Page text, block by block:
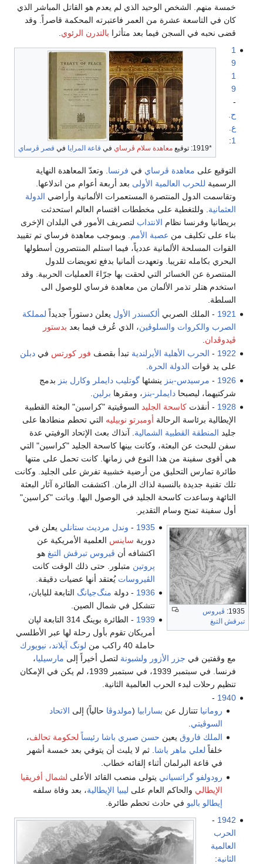
خمسة منهم. الشخص الوحيد الذي لم يعدم هو القاتل المباشر الذي
كان في التاسعة عشرة من العمر فاعتبرته المحكمة قاصراً. وقد
قضى نحبه في السجن فيما بعد متأثرا بالتدرن الرئوي
*1919: توقيع معاهدة سلام ڤرساي في قاعة المرايا في قصر ڤرساي
1
9
1
9
-
ح.
ع.
1
:
التوقيع على معاهدة ڤرساي في فرنسا. وتعدّ المعاهدة النهاية
الرسمية للحرب العالمية الأولى بعد أربعة أعوام من اندلاعها.
وتقاسمت الدول المنتصرة المستعمرات الألمانية وأراضي الدولة
العثمانية. وللتغطية على مخططات اقتسام العالم استحدثت
بريطانيا وفرنسا نظام الانتداب لتصريف الأمور في البلدان الإخرى
بناء على تكليف من عصبة الأمم. وبموجب معاهدة فرساي تم تقييد
القوات المسلحة الألمانية عددياً، فيما استلم المنتصرون أسطولها
البحري بكامله تقريبا. وتعهدت ألمانيا بدفع تعويضات للدول
المنتصرة عن الخسائر التي لحقت بها جرّاءَ العمليات الحربية. وقد
استخدم هتلر تذمر الألمان من معاهدة فرساي للوصول الى
السلطة.
1921 - الملك الصربي ألكسندر الأول يعلن دستوراً جديداً لمملكة
الصرب والكروات والسلوڤين، الذي عُرف فيما بعد بدستور
ڤيدوڤدان
1922
- الحرب الأهلية الأيرلندية تبدأ بقصف فور كورتس فيدبلن
على يد قوات الدولة الحرة
1926
- مرسيدس-بنز ينشئهاگوتليب دايملر وكارل بنز بدمج
شركتيهما، ليصبحادايملر-بنز ، ومقرها برلين
1928 - أنقذتكاسحة الجليد السوڤيتية "كراسين" البعثة القطبية
الإيطالية برئاسة الرحالة أومبرتو نوبيليه التي تحطم منطادها على
جليد المنطقة القطبية الشمالية . آنذاك بعث الإتحاد الوفيتي عدة
سفن للبحث عن البعثة، وكانت بينها كاسحة الجليد "كراسين" التي
هي أقوى سفينة من هذا النوع في زمانها. كانت تحمل على متنها
طائرة تمارس التحليق من أرضية خشبية تفرش على الجليد. وكانت
تلك تقنية جديدة بالنسبة لذاك الزمان. اكتشفت الطائرة آثار البعثة
التائهة وساعدت كاسحة الجليد في الوصول اليها. وباتت "كراسين"
أول سفينة تمنح وسام التقدير.
1935: ڤيروس
تبرقش التبغ
1935
- وندل مرديث ستانلي يعلن في
دورية ساينس العلمية الأمريكية عن
اكتشافه أن ڤيروس تبرقش التبغ هو
پروتين متبلور. حتى ذلك الوقت كانت
الڤيروسات يُعتقد أنها عضيات دقيقة.
1936 - دولة منگ‌جيانگ التابعة لليابان،
تتشكل في شمال الصين.
1939
- الطائرة بوينگ 314 التابعة لپان
أمريكان تقوم بأول رحلة لها عبر الأطلسي
حاملة 40 راكب من
لونگ آيلاند، نيويورك
مع وقفتين في جزر الأزور ولشبونة لتصل أخيراً إلى مارسيليا،
فرنسا. في سبتمبر 1939، في سبتمبر 1939، لم يكن في الإمكان
تنظيم رحلات لبدء الحرب العالمية الثانية.
1940
-
رومانيا تتنازل عن بسارابيا (مولدوڤا حالياً) إلى الاتحاد
السوڤيتي
الملك فاروقيعين حسن صبري باشا رئيساً لحكومة تحالف،
خلفاً لعلي ماهر باشا. ثم لا يلبث أن يتوفي بعد خمسة أشهر
في قاعة البرلمان أثناء إلقائه خطاب.
رودولفو گراتسياني يتولى منصب القائد الأعلى لشمال أفريقيا
الإيطالي والحاكم العام على ليبيا الإيطالية، بعد وفاة سلفه
إيطالو بالبو في حادث تحطم طائرة.
1942
-
الحرب
العالمية
الثانية: